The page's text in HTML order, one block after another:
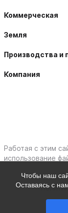
Чтобы наш
Оставаясь с
Коммерческая
Земля
Производства и
Компания
Работая с этим
использование